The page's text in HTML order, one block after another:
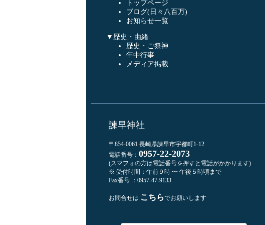
トップページ
ブログ(日々八百万)
お知らせ一覧
▼歴史・由緒
歴史・ご祭神
年中行事
メディア掲載
諫早神社
〒854-0061 長崎県諫早市宇都町1-12
電話番号： 0957-22-2073
(スマフォの方は電話番号を押すと電話がかかります)
※ 受付時間：午前９時 〜 午後５時頃まで
Fax番号 ：0957-47-9133
お問合せは こちらでお願いします